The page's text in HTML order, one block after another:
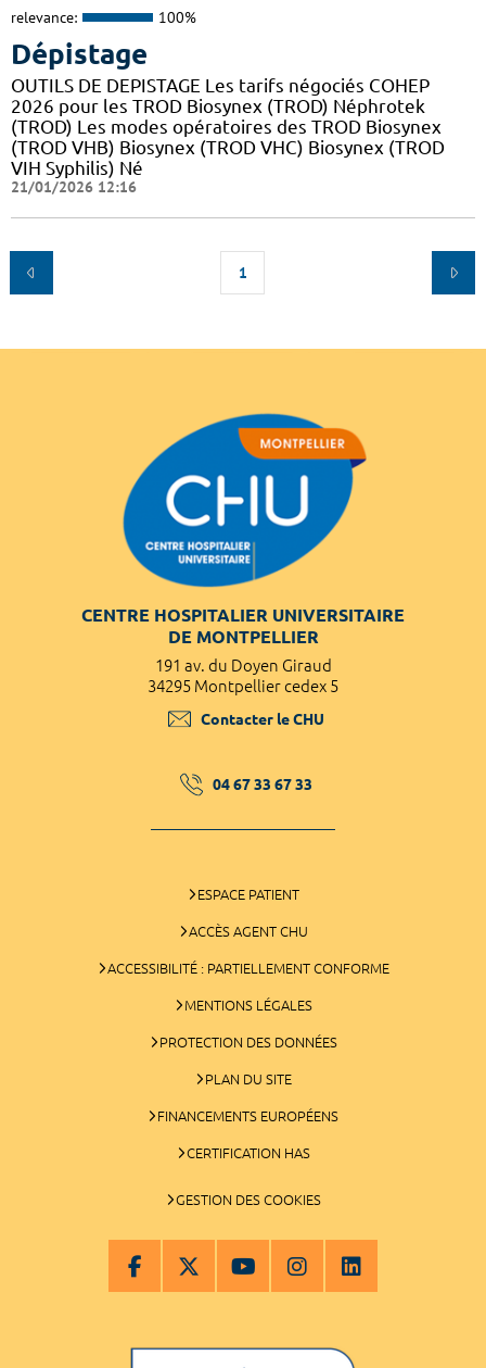
relevance: 100%
Dépistage
OUTILS DE DEPISTAGE Les tarifs négociés COHEP
2026 pour les TROD Biosynex (TROD) Néphrotek
(TROD) Les modes opératoires des TROD Biosynex
(TROD VHB) Biosynex (TROD VHC) Biosynex (TROD
VIH Syphilis) Né
21/01/2026 12:16
1
CENTRE HOSPITALIER UNIVERSITAIRE
DE MONTPELLIER
191 av. du Doyen Giraud
34295 Montpellier cedex 5
Contacter le CHU
04 67 33 67 33
ESPACE PATIENT
ACCÈS AGENT CHU
ACCESSIBILITÉ : PARTIELLEMENT CONFORME
MENTIONS LÉGALES
PROTECTION DES DONNÉES
PLAN DU SITE
FINANCEMENTS EUROPÉENS
CERTIFICATION HAS
GESTION DES COOKIES